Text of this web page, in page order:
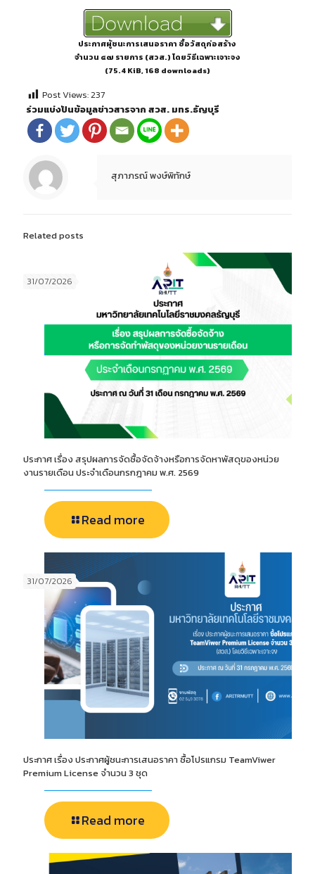
ประกาศผู้ชนะการเสนอราคา ซื้อวัสดุก่อสร้าง
จำนวน ๔๗ รายการ (สวส.) โดยวิธีเฉพาะเจาะจง
(75.4 KiB, 168 downloads)
Post Views:237
ร่วมแบ่งปันข้อมูลข่าวสารจาก สวส. มทร.ธัญบุรี
สุภาภรณ์ พงษ์พิทักษ์
Related posts
31/07/2026
ประกาศ เรื่อง สรุปผลการจัดซื้อจัดจ้างหรือการจัดหาพัสดุของหน่วย
งานรายเดือน ประจำเดือนกรกฎาคม พ.ศ. 2569
Read more
31/07/2026
ประกาศ เรื่อง ประกาศผู้ชนะการเสนอราคา ซื้อโปรแกรม TeamViwer
Premium License จำนวน 3 ชุด
Read more